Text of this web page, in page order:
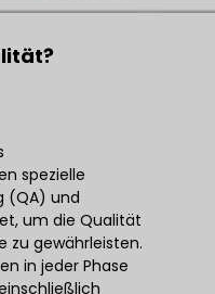
spezielle
(QA) und
um die Qualität
zu gewährleisten.
in jeder Phase